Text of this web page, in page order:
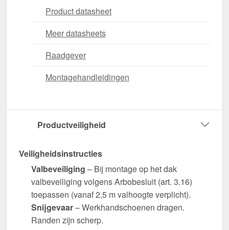
Product datasheet
Meer datasheets
Raadgever
Montagehandleidingen
Productveiligheid
Veiligheidsinstructies
Valbeveiliging – Bij montage op het dak
valbeveiliging volgens Arbobesluit (art. 3.16)
toepassen (vanaf 2,5 m valhoogte verplicht).
Snijgevaar– Werkhandschoenen dragen.
Randen zijn scherp.